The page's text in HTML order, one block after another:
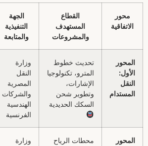
محور
الاتفاقية
القطاع
المستهدف
والمشروعات
الجهة
التنفيذية
والمتابعة
المحور
الأول:
النقل
المستدام
تحديث خطوط
المترو، تكنولوجيا
الإشارات،
وتطوير شحن
السكك الحديدية
وزارة
النقل
المصرية
والشركات
الهندسية
الفرنسية
المحور
محطات الرياح
وزارة